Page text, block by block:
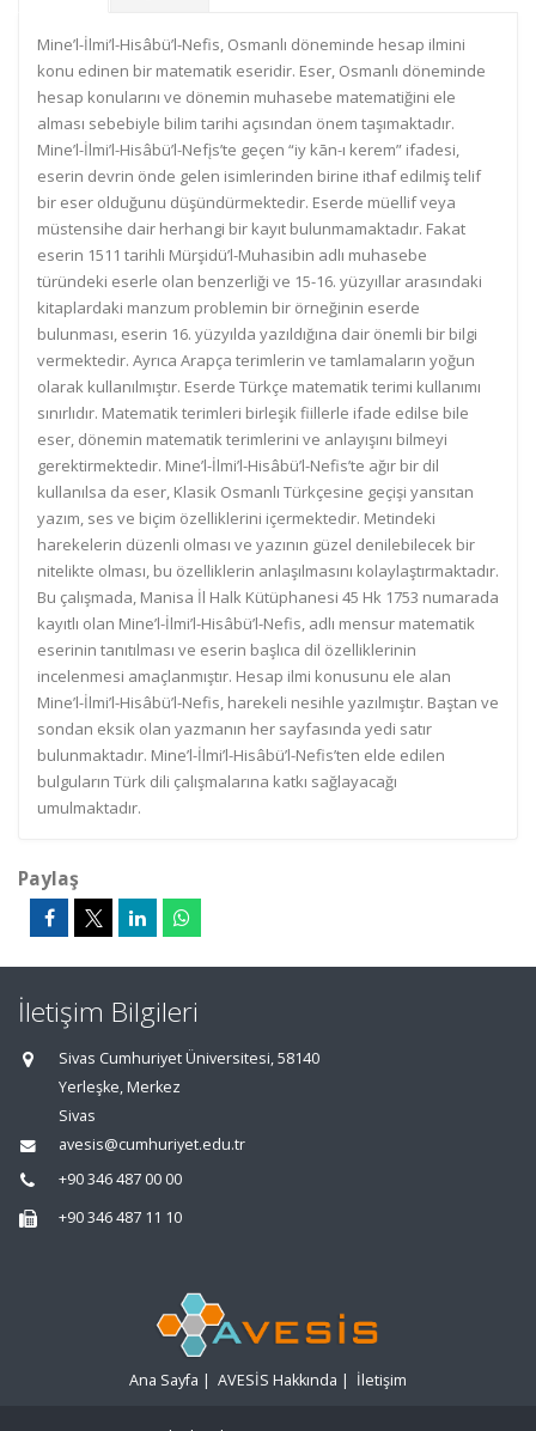
Mine’l-İlmi’l-Hisâbü’l-Nefis, Osmanlı döneminde hesap ilmini
konu edinen bir matematik eseridir. Eser, Osmanlı döneminde
hesap konularını ve dönemin muhasebe matematiğini ele
alması sebebiyle bilim tarihi açısından önem taşımaktadır.
Mine’l-İlmi’l-Hisâbü’l-Nefįs’te geçen “iy kān-ı kerem” ifadesi,
eserin devrin önde gelen isimlerinden birine ithaf edilmiş telif
bir eser olduğunu düşündürmektedir. Eserde müellif veya
müstensihe dair herhangi bir kayıt bulunmamaktadır. Fakat
eserin 1511 tarihli Mürşidü’l-Muhasibin adlı muhasebe
türündeki eserle olan benzerliği ve 15-16. yüzyıllar arasındaki
kitaplardaki manzum problemin bir örneğinin eserde
bulunması, eserin 16. yüzyılda yazıldığına dair önemli bir bilgi
vermektedir. Ayrıca Arapça terimlerin ve tamlamaların yoğun
olarak kullanılmıştır. Eserde Türkçe matematik terimi kullanımı
sınırlıdır. Matematik terimleri birleşik fiillerle ifade edilse bile
eser, dönemin matematik terimlerini ve anlayışını bilmeyi
gerektirmektedir. Mine’l-İlmi’l-Hisâbü’l-Nefis’te ağır bir dil
kullanılsa da eser, Klasik Osmanlı Türkçesine geçişi yansıtan
yazım, ses ve biçim özelliklerini içermektedir. Metindeki
harekelerin düzenli olması ve yazının güzel denilebilecek bir
nitelikte olması, bu özelliklerin anlaşılmasını kolaylaştırmaktadır.
Bu çalışmada, Manisa İl Halk Kütüphanesi 45 Hk 1753 numarada
kayıtlı olan Mine’l-İlmi’l-Hisâbü’l-Nefis, adlı mensur matematik
eserinin tanıtılması ve eserin başlıca dil özelliklerinin
incelenmesi amaçlanmıştır. Hesap ilmi konusunu ele alan
Mine’l-İlmi’l-Hisâbü’l-Nefis, harekeli nesihle yazılmıştır. Baştan ve
sondan eksik olan yazmanın her sayfasında yedi satır
bulunmaktadır. Mine’l-İlmi’l-Hisâbü’l-Nefis’ten elde edilen
bulguların Türk dili çalışmalarına katkı sağlayacağı
umulmaktadır.
Paylaş
İletişim Bilgileri
Sivas Cumhuriyet Üniversitesi, 58140
Yerleşke, Merkez
Sivas
avesis@cumhuriyet.edu.tr
+90 346 487 00 00
+90 346 487 11 10
Ana Sayfa | AVESİS Hakkında | İletişim